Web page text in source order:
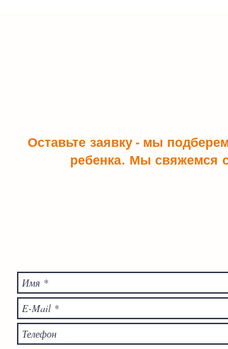
Оставьте заявку - мы
ребенка. Мы свяжемся